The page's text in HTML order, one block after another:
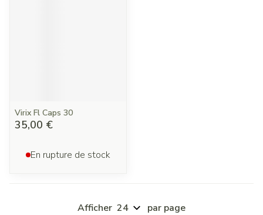
Virix Fl Caps 30
35,00 €
En rupture de stock
Afficher par page